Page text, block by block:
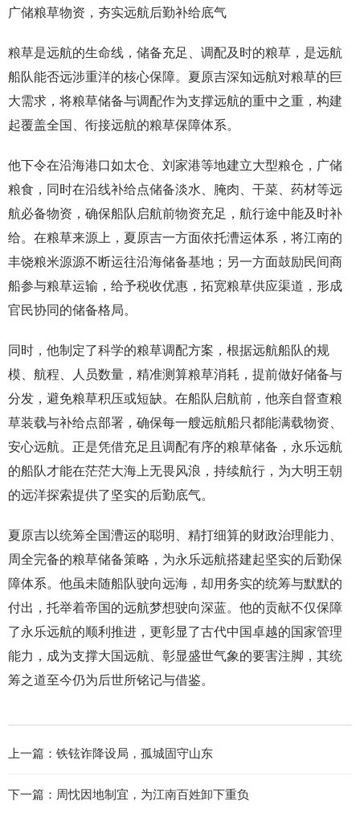
广储粮草物资，夯实远航后勤补给底气
粮草是远航的生命线，储备充足、调配及时的粮草，是远航
船队能否远涉重洋的核心保障。夏原吉深知远航对粮草的巨
大需求，将粮草储备与调配作为支撑远航的重中之重，构建
起覆盖全国、衔接远航的粮草保障体系。
他下令在沿海港口如太仓、刘家港等地建立大型粮仓，广储
粮食，同时在沿线补给点储备淡水、腌肉、干菜、药材等远
航必备物资，确保船队启航前物资充足，航行途中能及时补
给。在粮草来源上，夏原吉一方面依托漕运体系，将江南的
丰饶粮米源源不断运往沿海储备基地；另一方面鼓励民间商
船参与粮草运输，给予税收优惠，拓宽粮草供应渠道，形成
官民协同的储备格局。
同时，他制定了科学的粮草调配方案，根据远航船队的规
模、航程、人员数量，精准测算粮草消耗，提前做好储备与
分发，避免粮草积压或短缺。在船队启航前，他亲自督查粮
草装载与补给点部署，确保每一艘远航船只都能满载物资、
安心远航。正是凭借充足且调配有序的粮草储备，永乐远航
的船队才能在茫茫大海上无畏风浪，持续航行，为大明王朝
的远洋探索提供了坚实的后勤底气。
夏原吉以统筹全国漕运的聪明、精打细算的财政治理能力、
周全完备的粮草储备策略，为永乐远航搭建起坚实的后勤保
障体系。他虽未随船队驶向远海，却用务实的统筹与默默的
付出，托举着帝国的远航梦想驶向深蓝。他的贡献不仅保障
了永乐远航的顺利推进，更彰显了古代中国卓越的国家管理
能力，成为支撑大国远航、彰显盛世气象的要害注脚，其统
筹之道至今仍为后世所铭记与借鉴。
上一篇： 铁铉诈降设局，孤城固守山东
下一篇： 周忱因地制宜，为江南百姓卸下重负